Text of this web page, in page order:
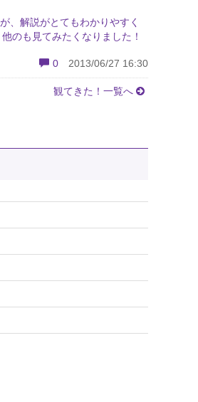
、解説がとてもわかりやすく
のも見てみたくなりました！
0 2013/06/27 16:30
観てきた！一覧へ